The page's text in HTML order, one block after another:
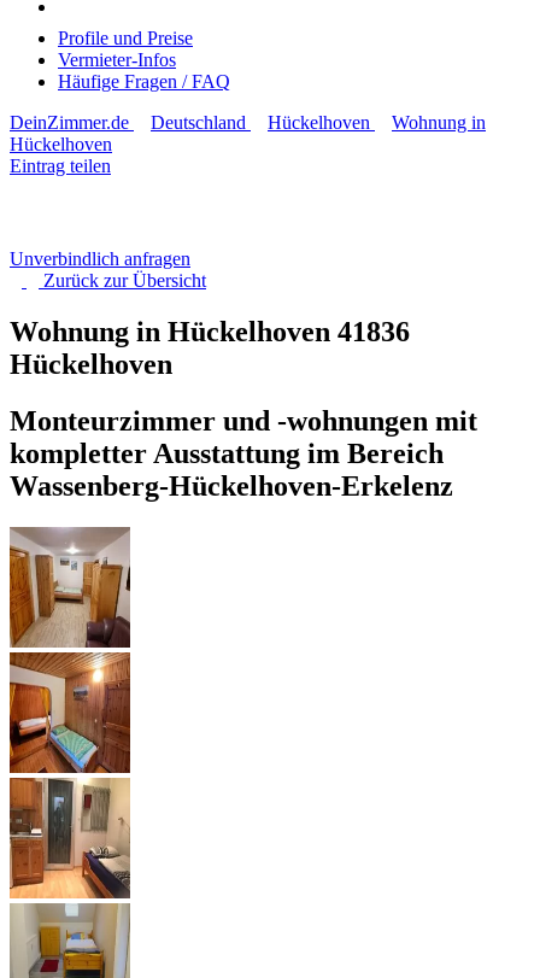
Profile und Preise
Vermieter-Infos
Häufige Fragen / FAQ
DeinZimmer.de
Deutschland Hückelhoven
Wohnung in
Hückelhoven
Eintrag teilen
Unverbindlich anfragen
Zurück zurÜbersicht
Wohnung in Hückelhoven 41836
Hückelhoven
Monteurzimmer und -wohnungen mit
kompletter Ausstattung im Bereich
Wassenberg-Hückelhoven-Erkelenz